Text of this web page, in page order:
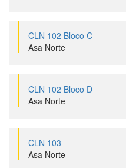
CLN 102 Bloco C
Asa Norte
CLN 102 Bloco D
Asa Norte
CLN 103
Asa Norte